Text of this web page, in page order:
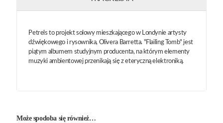
Petrels to projekt solowy mieszkającego w Londynie artysty
dźwiękowego i rysownika, Olivera Barretta. "Flailing Tomb" jest
piątym albumem studyjnym producenta, na którym elementy
muzyki ambientowej przenikają się z eteryczną elektroniką.
Może spodoba się również…